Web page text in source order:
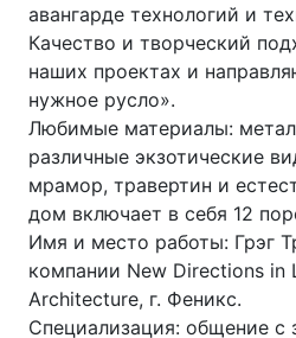
авангарде технологий и
Качество и творческий
наших проектах и
нужное русло».
Любимые материалы:
различные экзотические
мрамор, травертин и
дом включает в себя 12
Имя и место работы: Грэг
компании New Directions in
Architecture, г. Феникс.
Специализация: общение с